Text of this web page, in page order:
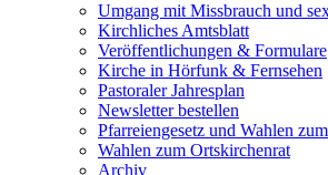
Umgang mit Missbrauch und
Kirchliches Amtsblatt
Veröffentlichungen & Formulare
Kirche in Hörfunk & Fernsehen
Pastoraler Jahresplan
Newsletter bestellen
Pfarreiengesetz und Wahlen
Wahlen zum Ortskirchenrat
Archiv